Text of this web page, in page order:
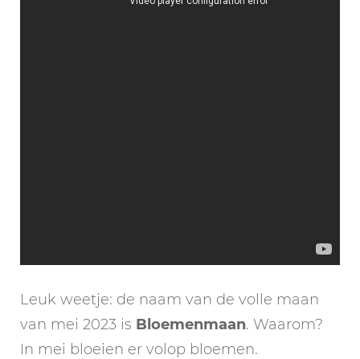
Leuk weetje: de naam van de volle maan
van mei 2023 is Bloemenmaan. Waarom?
In mei bloeien er volop bloemen.